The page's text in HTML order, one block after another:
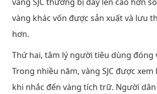
vàng SJC thường bị đẩy lên cao hơn
vàng khác vốn được sản xuất và lưu
hơn.
Thứ hai, tâm lý người tiêu dùng đóng
Trong nhiều năm, vàng SJC được xem
khi nhắc đến vàng tích trữ. Người